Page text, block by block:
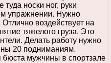
носки ног, руки
упражнении. Нужно
воздействует на
тяжелого груза. Это
Делать работу нужно
20 подниманиям.
мужчины в спортзале